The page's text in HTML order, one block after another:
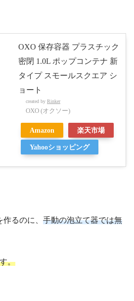
OXO 保存容器 プラスチック
密閉 1.0L ポップコンテナ 新
タイプ スモールスクエア シ
ョート
created by Rinker
OXO (オクソー)
Amazon 楽天市場
Yahooショッピング
るのに、 手動の泡立て器では無
。